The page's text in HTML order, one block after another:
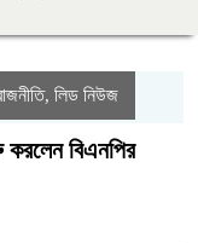
, লিড নিউজ
করলেন বিএনপির